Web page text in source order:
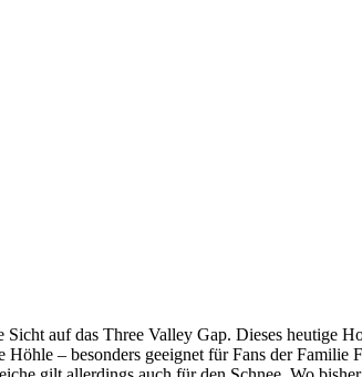
auf das Three Valley Gap. Dieses heutige
– besonders geeignet für Fans der Familie